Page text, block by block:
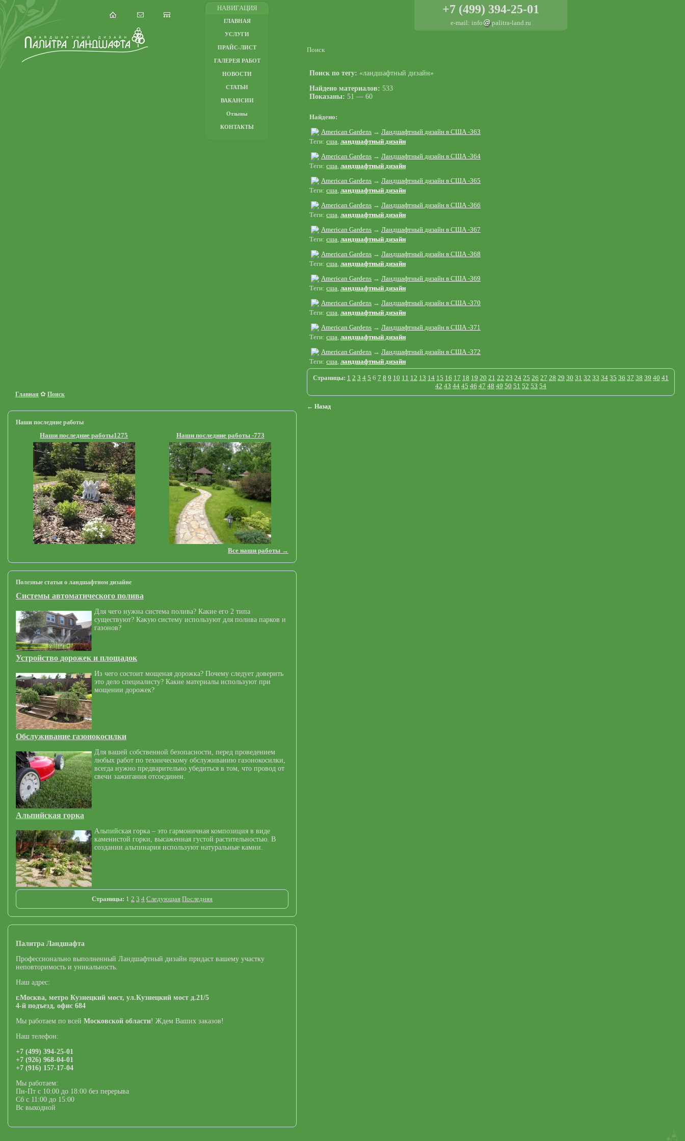
НАВИГАЦИЯ
ГЛАВНАЯ
УСЛУГИ
ПРАЙС-ЛИСТ
ГАЛЕРЕЯ РАБОТ
НОВОСТИ
СТАТЬИ
ВАКАНСИИ
Отзывы
КОНТАКТЫ
Главная ✿ Поиск
Наши последние работы
Наши последние работы1275 Наши последние работы -773
Все наши работы →
Полезные статьи о ландшафтном дизайне
Системы автоматического полива
Для чего нужна система полива? Какие его 2 типа
существуют? Какую систему используют для полива парков и
газонов?
Устройство дорожек и площадок
Из чего состоит мощеная дорожка? Почему следует доверить
это дело специалисту? Какие материалы используют при
мощении дорожек?
Обслуживание газонокосилки
Для вашей собственной безопасности, перед проведением
любых работ по техническому обслуживанию газонокосилки,
всегда нужно предварительно убедиться в том, что провод от
свечи зажигания отсоединен.
Альпийская горка
Альпийская горка – это гармоничная композиция в виде
каменистой горки, высаженная густой растительностью. В
создании альпинария используют натуральные камни.
Страницы: 1 2 3 4 Следующая Последняя
Палитра Ландшафта
Профессионально выполненный Ландшафтный дизайн придаст вашему участку
неповторимость и уникальность.
Наш адрес:
г.Москва, метро Кузнецкий мост, ул.Кузнецкий мост д.21/5
4-й подъезд, офис 684
Мы работаем по всей Московской области! Ждем Ваших заказов!
Наш телефон:
+7 (499) 394-25-01
+7 (926) 968-04-01
+7 (916) 157-17-04
Мы работаем:
Пн-Пт с 10:00 до 18:00 без перерыва
Сб с 11:00 до 15:00
Вс выходной
+7 (499) 394-25-01
e-mail: info palitra-land.ru
Поиск
Поиск по тегу: «ландшафтный дизайн»
Найдено материалов: 533
Показаны: 51 — 60
Найдено:
American Gardens → Ландшафтный дизайн в США -363
Теги: сша, ландшафтный дизайн
American Gardens → Ландшафтный дизайн в США -364
Теги: сша, ландшафтный дизайн
American Gardens → Ландшафтный дизайн в США -365
Теги: сша, ландшафтный дизайн
American Gardens → Ландшафтный дизайн в США -366
Теги: сша, ландшафтный дизайн
American Gardens → Ландшафтный дизайн в США -367
Теги: сша, ландшафтный дизайн
American Gardens → Ландшафтный дизайн в США -368
Теги: сша, ландшафтный дизайн
American Gardens → Ландшафтный дизайн в США -369
Теги: сша, ландшафтный дизайн
American Gardens → Ландшафтный дизайн в США -370
Теги: сша, ландшафтный дизайн
American Gardens → Ландшафтный дизайн в США -371
Теги: сша, ландшафтный дизайн
American Gardens → Ландшафтный дизайн в США -372
Теги: сша, ландшафтный дизайн
Страницы: 1 2 3 4 5 6 7 8 9 10 11 12 13 14 15 16 17 18 19 20 21 22 23 24 25 26 27 28 29 30 31 32 33 34 35 36 37 38 39 40 41
42 43 44 45 46 47 48 49 50 51 52 53 54
← Назад